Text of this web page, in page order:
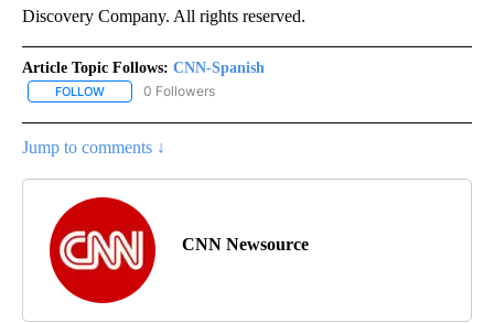
Discovery Company. All rights reserved.
Article Topic Follows: CNN-Spanish
FOLLOW FOLLOW "CNN-SPANISH" TO RECEIVE NOTIFICATIONS ABOUT
0 Followers
Jump to comments ↓
CNN Newsource